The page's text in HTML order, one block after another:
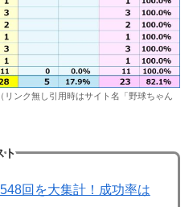
リンク無し引用時はサイト名「野球ちゃん
ト
回を大集計！成功率は